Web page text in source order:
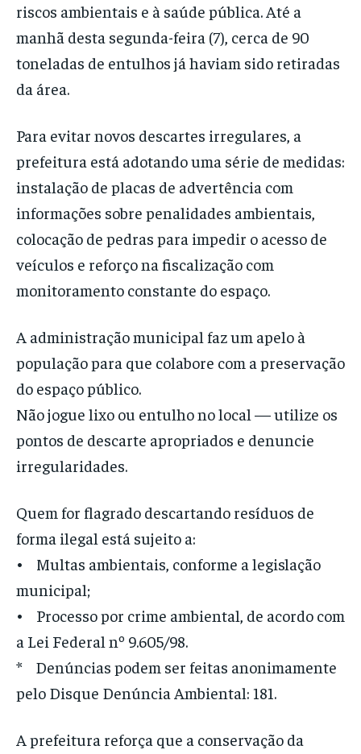
riscos ambientais e à saúde pública. Até a
manhã desta segunda-feira (7), cerca de 90
toneladas de entulhos já haviam sido retiradas
da área.
Para evitar novos descartes irregulares, a
prefeitura está adotando uma série de medidas:
instalação de placas de advertência com
informações sobre penalidades ambientais,
colocação de pedras para impedir o acesso de
veículos e reforço na fiscalização com
monitoramento constante do espaço.
A administração municipal faz um apelo à
população para que colabore com a preservação
do espaço público.
Não jogue lixo ou entulho no local — utilize os
pontos de descarte apropriados e denuncie
irregularidades.
Quem for flagrado descartando resíduos de
forma ilegal está sujeito a:
• Multas ambientais, conforme a legislação
municipal;
• Processo por crime ambiental, de acordo com
a Lei Federal nº 9.605/98.
* Denúncias podem ser feitas anonimamente
pelo Disque Denúncia Ambiental: 181.
A prefeitura reforça que a conservação da